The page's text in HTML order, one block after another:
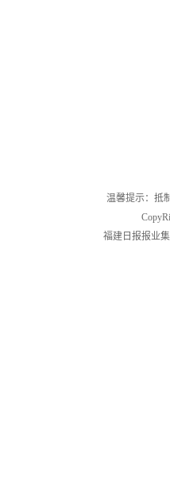
温馨提示：抵
福建日报报业